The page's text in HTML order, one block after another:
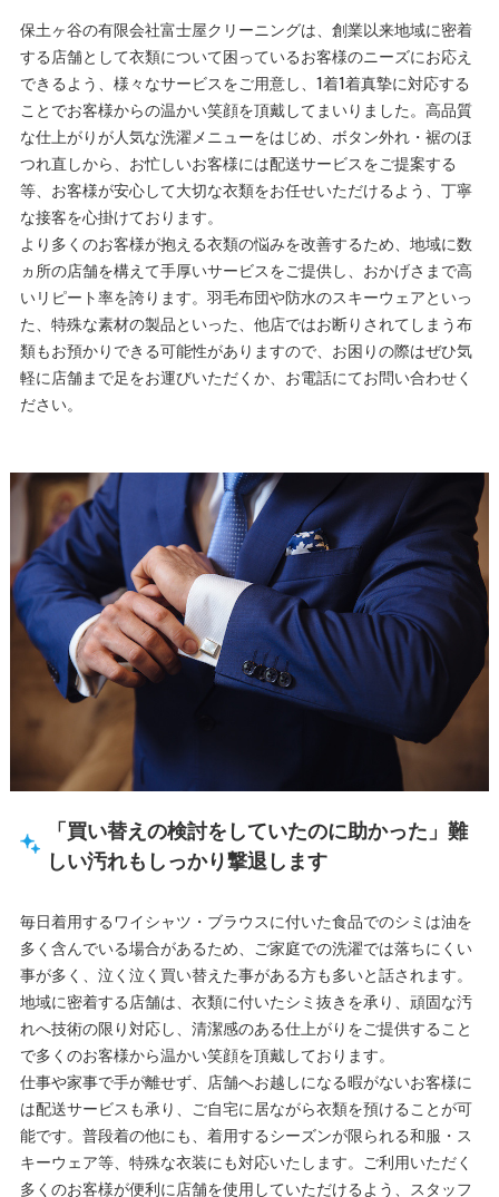
保土ヶ谷の有限会社富士屋クリーニングは、創業以来地域に密着
する店舗として衣類について困っているお客様のニーズにお応え
できるよう、様々なサービスをご用意し、1着1着真摯に対応する
ことでお客様からの温かい笑顔を頂戴してまいりました。高品質
な仕上がりが人気な洗濯メニューをはじめ、ボタン外れ・裾のほ
つれ直しから、お忙しいお客様には配送サービスをご提案する
等、お客様が安心して大切な衣類をお任せいただけるよう、丁寧
な接客を心掛けております。
より多くのお客様が抱える衣類の悩みを改善するため、地域に数
ヵ所の店舗を構えて手厚いサービスをご提供し、おかげさまで高
いリピート率を誇ります。羽毛布団や防水のスキーウェアといっ
た、特殊な素材の製品といった、他店ではお断りされてしまう布
類もお預かりできる可能性がありますので、お困りの際はぜひ気
軽に店舗まで足をお運びいただくか、お電話にてお問い合わせく
ださい。
「買い替えの検討をしていたのに助かった」難
しい汚れもしっかり撃退します
毎日着用するワイシャツ・ブラウスに付いた食品でのシミは油を
多く含んでいる場合があるため、ご家庭での洗濯では落ちにくい
事が多く、泣く泣く買い替えた事がある方も多いと話されます。
地域に密着する店舗は、衣類に付いたシミ抜きを承り、頑固な汚
れへ技術の限り対応し、清潔感のある仕上がりをご提供すること
で多くのお客様から温かい笑顔を頂戴しております。
仕事や家事で手が離せず、店舗へお越しになる暇がないお客様に
は配送サービスも承り、ご自宅に居ながら衣類を預けることが可
能です。普段着の他にも、着用するシーズンが限られる和服・ス
キーウェア等、特殊な衣装にも対応いたします。ご利用いただく
多くのお客様が便利に店舗を使用していただけるよう、スタッフ